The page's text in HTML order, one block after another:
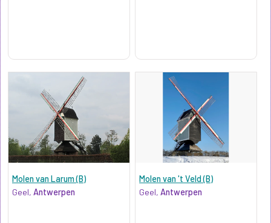
Molen van Larum (B)
Geel, Antwerpen
Molen van 't Veld (B)
Geel,Antwerpen